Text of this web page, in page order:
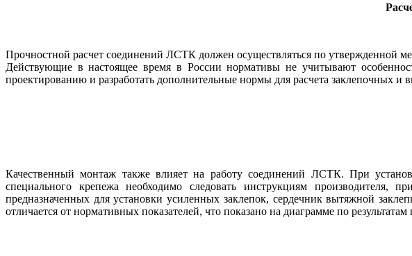
Прочностной расчет соединений ЛСТК должен осуществляться по утвержденной
Действующие в настоящее время в России нормативы не учитывают
проектированию и разработать дополнительные нормы для расчета заклепочных и
Качественный монтаж также влияет на работу соединений ЛСТК. При
специального крепежа необходимо следовать инструкциям производителя,
предназначенных для установки усиленных заклепок, сердечник вытяжной
отличается от нормативных показателей, что показано на диаграмме по